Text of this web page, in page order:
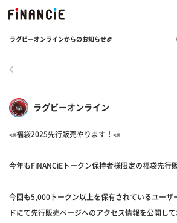
ラグビーオンラインからのお知らせ🏉
ラグビーオンライン
📣福袋2025先行販売やります！📣
今年もFiNANCiEトークン保持者様限定の福袋先行
今回も5,000トークン以上を保有されているユーザ
ドにて先行販売ページへのアクセス情報を公開して